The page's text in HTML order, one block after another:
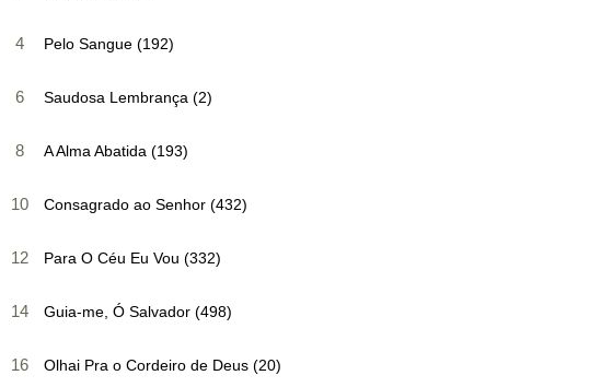
4 Pelo Sangue (192)
6 Saudosa Lembrança (2)
8 A Alma Abatida (193)
10 Consagrado ao Senhor (432)
12 Para O Céu Eu Vou (332)
14 Guia-me, Ó Salvador (498)
16 Olhai Pra o Cordeiro de Deus (20)